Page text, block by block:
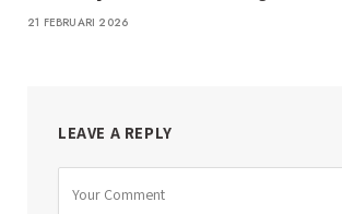
21 FEBRUARI 2026
LEAVE A REPLY